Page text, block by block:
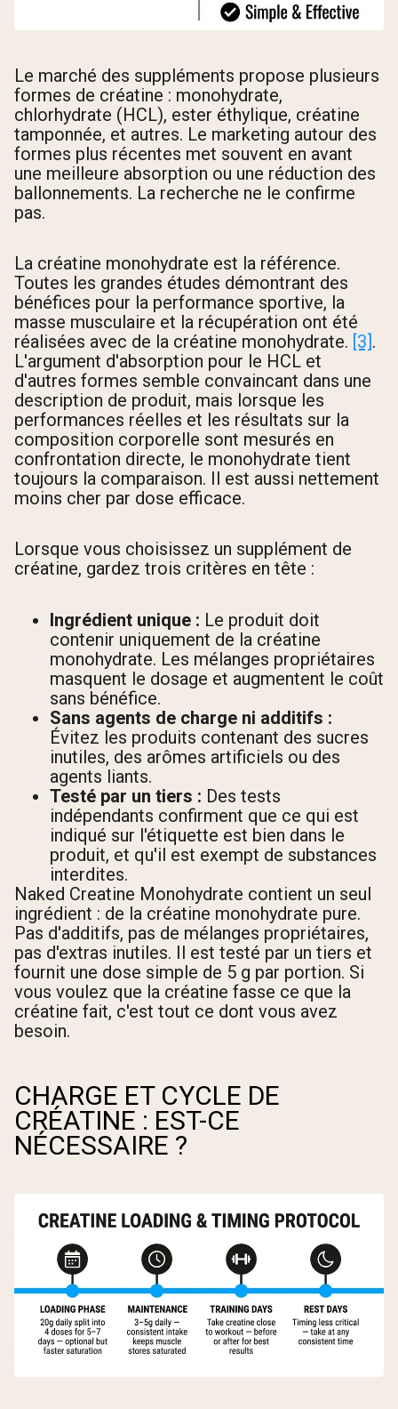
Le marché des suppléments propose plusieurs
formes de créatine : monohydrate,
chlorhydrate (HCL), ester éthylique, créatine
tamponnée, et autres. Le marketing autour des
formes plus récentes met souvent en avant
une meilleure absorption ou une réduction des
ballonnements. La recherche ne le confirme
pas.
La créatine monohydrate est la référence.
Toutes les grandes études démontrant des
bénéfices pour la performance sportive, la
masse musculaire et la récupération ont été
réalisées avec de la créatine monohydrate. [3].
L'argument d'absorption pour le HCL et
d'autres formes semble convaincant dans une
description de produit, mais lorsque les
performances réelles et les résultats sur la
composition corporelle sont mesurés en
confrontation directe, le monohydrate tient
toujours la comparaison. Il est aussi nettement
moins cher par dose efficace.
Lorsque vous choisissez un supplément de
créatine, gardez trois critères en tête :
Ingrédient unique : Le produit doit
contenir uniquement de la créatine
monohydrate. Les mélanges propriétaires
masquent le dosage et augmentent le coût
sans bénéfice.
Sans agents de charge ni additifs :
Évitez les produits contenant des sucres
inutiles, des arômes artificiels ou des
agents liants.
Testé par un tiers : Des tests
indépendants confirment que ce qui est
indiqué sur l'étiquette est bien dans le
produit, et qu'il est exempt de substances
interdites.
Naked Creatine Monohydrate contient un seul
ingrédient : de la créatine monohydrate pure.
Pas d'additifs, pas de mélanges propriétaires,
pas d'extras inutiles. Il est testé par un tiers et
fournit une dose simple de 5 g par portion. Si
vous voulez que la créatine fasse ce que la
créatine fait, c'est tout ce dont vous avez
besoin.
CHARGE ET CYCLE DE
CRÉATINE : EST-CE
NÉCESSAIRE ?